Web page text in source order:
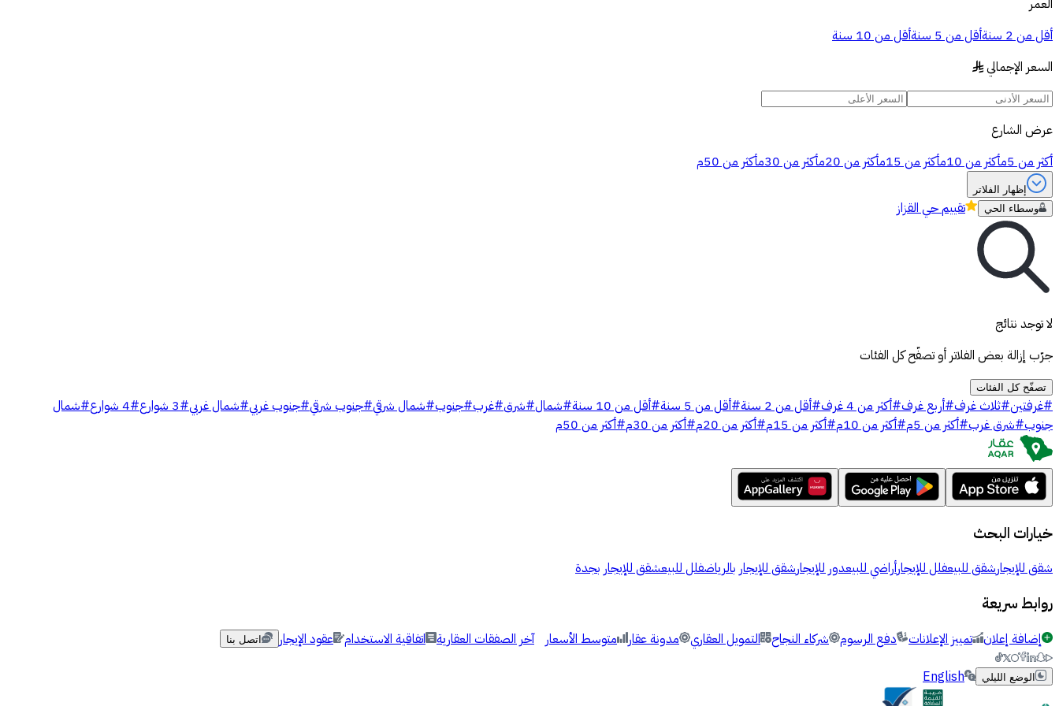
العمر
أقل من 2 سنة
أقل من 5 سنة
أقل من 10 سنة
السعر الإجمالي §
عرض الشارع
أكثر من 5م
أكثر من 10م أكثر من 15م أكثر من 20م أكثر من 30م أكثر من 50م
إظهار الفلاتر
وسطاء الحي
تقييمحي القزاز
لا توجد نتائج
جرّب إزالة بعض الفلاتر أو تصفّح كل الفئات
تصفّح كل الفئات
#غرفتين#ثلاث غرف#أربع غرف#أكثر من 4 غرف #أقل من 2 سنة #أقل من 5 سنة #أقل من 10 سنة #شمال#شرق#غرب#جنوب#شمال شرقي#جنوب شرقي#جنوب غربي#شمال غربي#3 شوارع #4 شوارع #شمال
جنوب#شرق غرب#أكثر من 5م #أكثر من 10م #أكثر من 15م #أكثر من 20م #أكثر من 30م #أكثر من 50م
خيارات البحث
شقق للإيجارشقق للبيعفلل للإيجارأراضي للبيعدور للإيجارشقق للإيجار بالرياضفلل للبيعشقق للإيجار بجدة
روابط سريعة
إضافة إعلان تمييز الإعلانات دفع الرسوم شركاء النجاح التمويل العقاري مدونة عقار متوسط الأسعار آخر الصفقات العقارية اتفاقية الاستخدام عقود الإيجار اتصل بنا
الوضع الليلي
English